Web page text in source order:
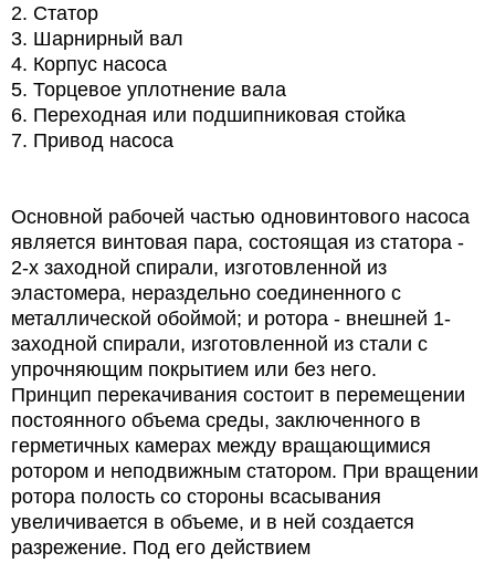
2. Статор
3. Шарнирный вал
4. Корпус насоса
5. Торцевое уплотнение вала
6. Переходная или подшипниковая стойка
7. Привод насоса
Основной рабочей частью одновинтового насоса
является винтовая пара, состоящая из статора -
2-х заходной спирали, изготовленной из
эластомера, нераздельно соединенного с
металлической обоймой; и ротора - внешней 1-
заходной спирали, изготовленной из стали с
упрочняющим покрытием или без него.
Принцип перекачивания состоит в перемещении
постоянного объема среды, заключенного в
герметичных камерах между вращающимися
ротором и неподвижным статором. При вращении
ротора полость со стороны всасывания
увеличивается в объеме, и в ней создается
разрежение. Под его действием